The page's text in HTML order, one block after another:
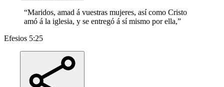
“Maridos, amad á vuestras mujeres, así como Cristo
amó á la iglesia, y se entregó á sí mismo por ella,”
Efesios 5:25